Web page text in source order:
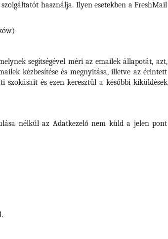
használja. Ilyen esetekben a FreshMail
segítségével méri az emailek állapotát, azt,
kézbesítése és megnyitása, illetve az érintett
és ezen keresztül a későbbi kiküldések
nélkül az Adatkezelő nem küld a jelen pont